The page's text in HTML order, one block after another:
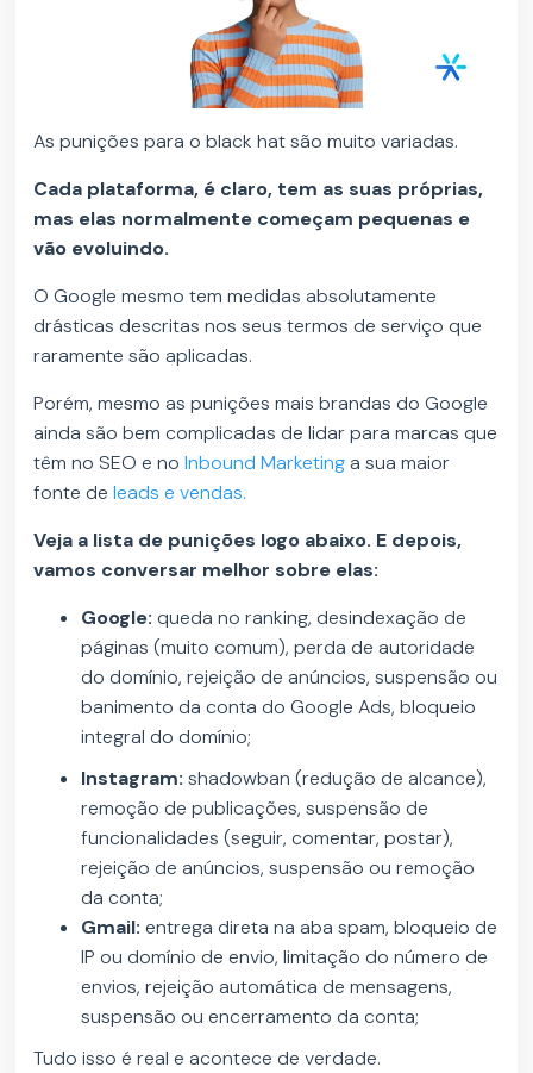
As punições para o black hat são muito variadas.
Cada plataforma, é claro, tem as suas próprias,
mas elas normalmente começam pequenas e
vão evoluindo.
O Google mesmo tem medidas absolutamente
drásticas descritas nos seus termos de serviço que
raramente são aplicadas.
Porém, mesmo as punições mais brandas do Google
ainda são bem complicadas de lidar para marcas que
têm no SEO e noInbound Marketinga sua maior
fonte de leads e vendas.
Veja a lista de punições logo abaixo. E depois,
vamos conversar melhor sobre elas:
Google:queda no ranking, desindexação de
páginas (muito comum), perda de autoridade
do domínio, rejeição de anúncios, suspensão ou
banimento da conta do Google Ads, bloqueio
integral do domínio;
Instagram: shadowban (redução de alcance),
remoção de publicações, suspensão de
funcionalidades (seguir, comentar, postar),
rejeição de anúncios, suspensão ou remoção
da conta;
Gmail: entrega direta na aba spam, bloqueio de
IP ou domínio de envio, limitação do número de
envios, rejeição automática de mensagens,
suspensão ou encerramento da conta;
Tudo isso é real e acontece de verdade.